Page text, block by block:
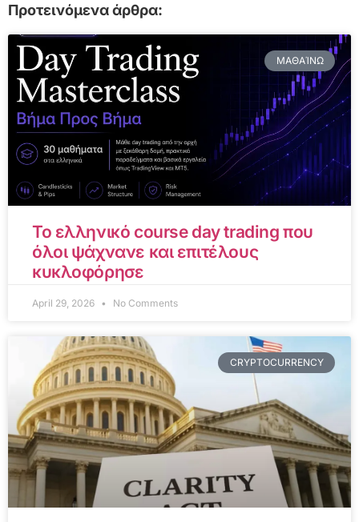
Προτεινόμενα άρθρα:
ΜΑΘΑΊΝΩ
Το ελληνικό course day trading που
όλοι ψάχνανε και επιτέλους
κυκλοφόρησε
April 29, 2026 No Comments
CRYPTOCURRENCY